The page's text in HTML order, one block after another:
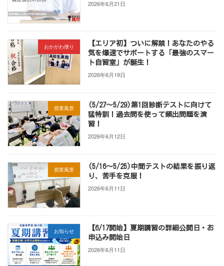
2026年6月21日
おかがわ便り
【エリア初】ついに解禁！あなたのやる
気を爆速でサポートする「最強のスマー
ト自習室」が誕生！
2026年6月19日
授業風景
(5/27～5/29)第1回診断テストに向けて
猛特訓！過去問を使って頻出問題を演
習！
2026年6月12日
授業風景
(5/16～5/25)中間テストの結果を振り返
り、苦手を克服！
2026年6月11日
お知らせ
【6/17開始】夏期講習の詳細公開日・お
申込み開始日
2026年6月11日